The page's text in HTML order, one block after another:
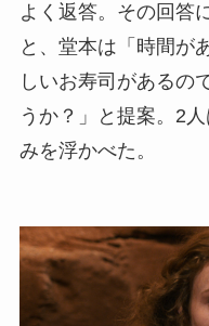
よく返答。その回答
と、堂本は「時間が
しいお寿司があるの
うか？」と提案。2
みを浮かべた。